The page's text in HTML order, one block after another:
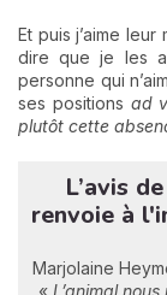
Et puis j’aime
dire que je les
personne qui
ses positions ad
plutôt cette
L’avis
renvoie à
Marjolaine